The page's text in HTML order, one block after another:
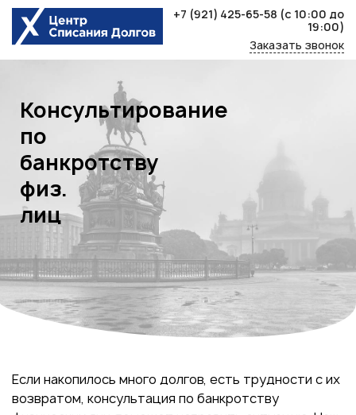
Skip
content
+7 (921) 425-65-58 (с 10:00 до
19:00)
Заказать звонок
Консультирование
по
банкротству
физ.
лиц
Если накопилось много долгов, есть трудности с их
возвратом, консультация по банкротству